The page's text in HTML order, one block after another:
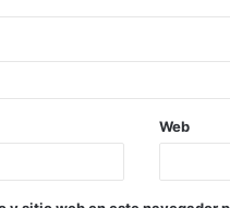
Web